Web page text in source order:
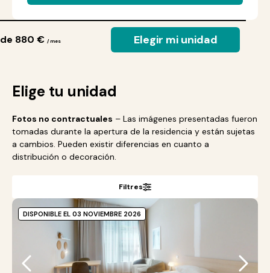
880 € / mes Elegir mi unidad
Elige tu unidad
Fotos no contractuales – Las imágenes presentadas fueron
tomadas durante la apertura de la residencia y están sujetas
a cambios. Pueden existir diferencias en cuanto a
distribución o decoración.
Filtres
DISPONIBLE EL 03 NOVIEMBRE 2026